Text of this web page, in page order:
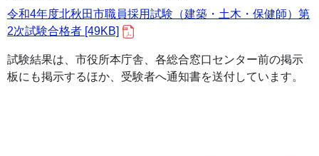
令和4年度北秋田市職員採用試験（建築・土木・保健師）第
2次試験合格者 [49KB]
試験結果は、市役所本庁舎、各総合窓口センター前の掲示
板にも掲示するほか、受験者へ通知書を送付しています。